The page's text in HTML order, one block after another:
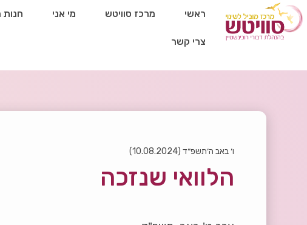
ראשי מרכז סוויטש מי אני חנות
צרי קשר
ו׳ באב ה׳תשפ״ד (10.08.2024)
הלוואי שנזכה